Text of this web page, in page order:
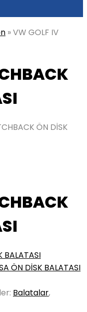
»VW GOLF IV
ÖN DİSK
BALATASI
ÖN DİSK BALATASI
Balatalar,